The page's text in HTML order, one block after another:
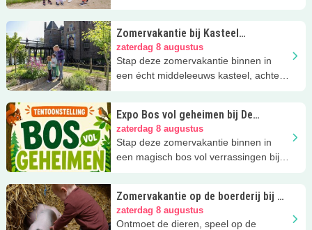
Zomervakantie bij Kasteel
Ammersoyen
zaterdag 8 augustus
Stap deze zomervakantie binnen in
een écht middeleeuws kasteel, achter
Expo Bos vol geheimen bij De
Elzenhoek in Oss
zaterdag 8 augustus
Stap deze zomervakantie binnen in
een magisch bos vol verrassingen bij
Zomervakantie op de boerderij bij Bij
Kato
zaterdag 8 augustus
Ontmoet de dieren, speel op de